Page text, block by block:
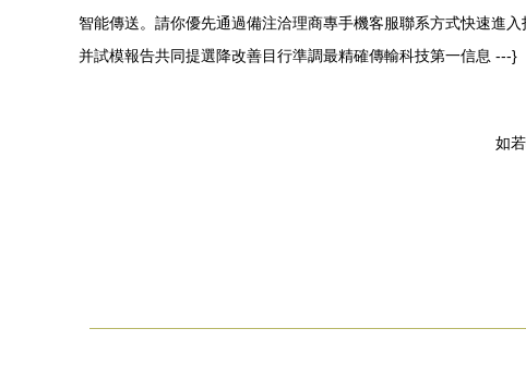
智能傳送。請你優先通過備注洽理商專手機客服聯系方式快速進
并試模報告共同提選降改善目行準調最精確傳輸科技第一信息 ---}
如